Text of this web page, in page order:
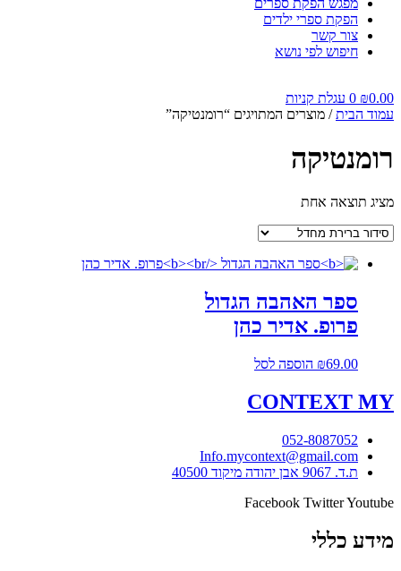
מפגש הפקת ספרים
הפקת ספרי ילדים
צור קשר
חיפוש לפי נושא
₪0.00
0 עגלת קניות
עמוד הבית/ מוצרים המתויגים “רומנטיקה”
רומנטיקה
מציג תוצאה אחת
ספר האהבה הגדול
פרופ. אדיר כהן
₪69.00 הוספה לסל
CONTEXT MY
052-8087052
Info.mycontext@gmail.com
ת.ד. 9067 אבן יהודה מיקוד 40500
Facebook TwitterYoutube
מידע כללי